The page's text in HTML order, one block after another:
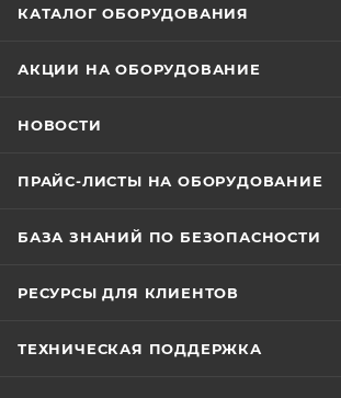
КАТАЛОГ ОБОРУДОВАНИЯ
АКЦИИ НА ОБОРУДОВАНИЕ
НОВОСТИ
ПРАЙС-ЛИСТЫ НА ОБОРУДОВАНИЕ
БАЗА ЗНАНИЙ ПО БЕЗОПАСНОСТИ
РЕСУРСЫ ДЛЯ КЛИЕНТОВ
ТЕХНИЧЕСКАЯ ПОДДЕРЖКА